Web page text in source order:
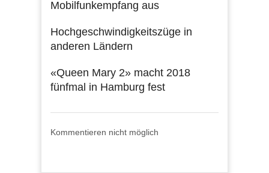
Mobilfunkempfang aus
Hochgeschwindigkeitszüge in
anderen Ländern
«Queen Mary 2» macht 2018
fünfmal in Hamburg fest
Kommentieren nicht möglich